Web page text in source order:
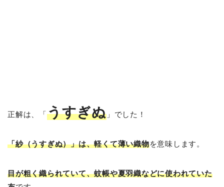
正解は、「うすぎぬ」でした！
「紗（うすぎぬ）」は、軽くて薄い織物を意味します。
目が粗く織られていて、蚊帳や夏羽織などに使われていた